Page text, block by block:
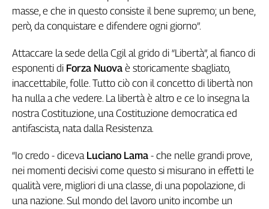
masse, e che in questo consiste il bene supremo; un bene,
però, da conquistare e difendere ogni giorno”.
Attaccare la sede della Cgil al grido di “Libertà”, al fianco di
esponenti di Forza Nuova è storicamente sbagliato,
inaccettabile, folle. Tutto ciò con il concetto di libertà non
ha nulla a che vedere. La libertà è altro e ce lo insegna la
nostra Costituzione, una Costituzione democratica ed
antifascista, nata dalla Resistenza.
“Io credo - diceva Luciano Lama - che nelle grandi prove,
nei momenti decisivi come questo si misurano in effetti le
qualità vere, migliori di una classe, di una popolazione, di
una nazione. Sul mondo del lavoro unito incombe un